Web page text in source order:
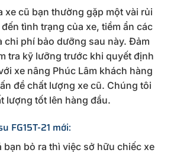
xe cũ bạn thường gặp một vài rủi
tình trạng của xe, tiềm ẩn các
chi phí bảo dưỡng sau này. Đảm
tra kỹ lưỡng trước khi quyết định
xe nâng Phúc Lâm khách hàng
đề chất lượng xe cũ. Chúng tôi
lượng tốt lên hàng đầu.
FG15T-21 mới:
bạn bỏ ra thì việc sở hữu chiếc xe